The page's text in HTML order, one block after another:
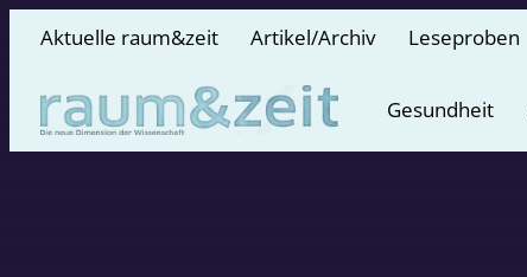
Aktuelle raum&zeit Artikel/Archiv Leseproben
Gesundheit